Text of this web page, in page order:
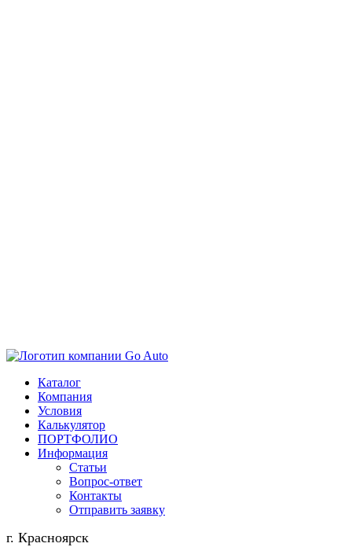
Каталог
Компания
Условия
Калькулятор
ПОРТФОЛИО
Информация
Статьи
Вопрос-ответ
Контакты
Отправить заявку
г. Красноярск